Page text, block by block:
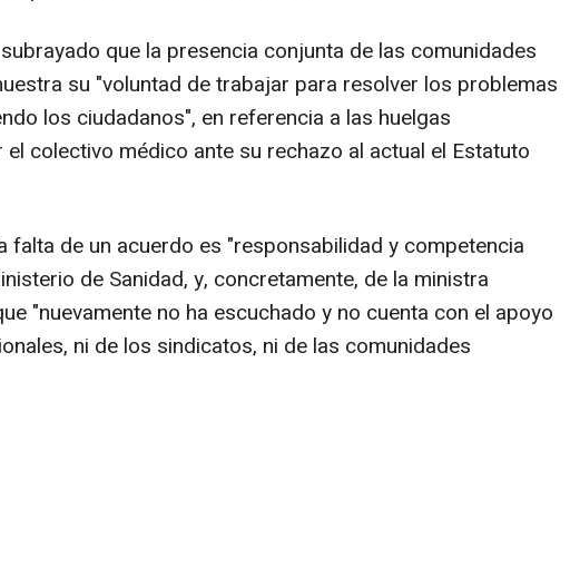
que la presencia conjunta de las comunidades
su "voluntad de trabajar para resolver los problemas
los ciudadanos", en referencia a las huelgas
colectivo médico ante su rechazo al actual el Estatuto
falta de un acuerdo es "responsabilidad y competencia
de Sanidad, y, concretamente, de la ministra
"nuevamente no ha escuchado y no cuenta con el apoyo
ni de los sindicatos, ni de las comunidades